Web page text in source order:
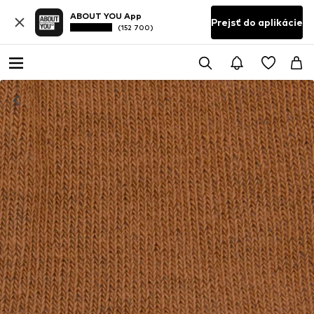
ABOUT YOU App
(152 700) Prejsť do aplikácie